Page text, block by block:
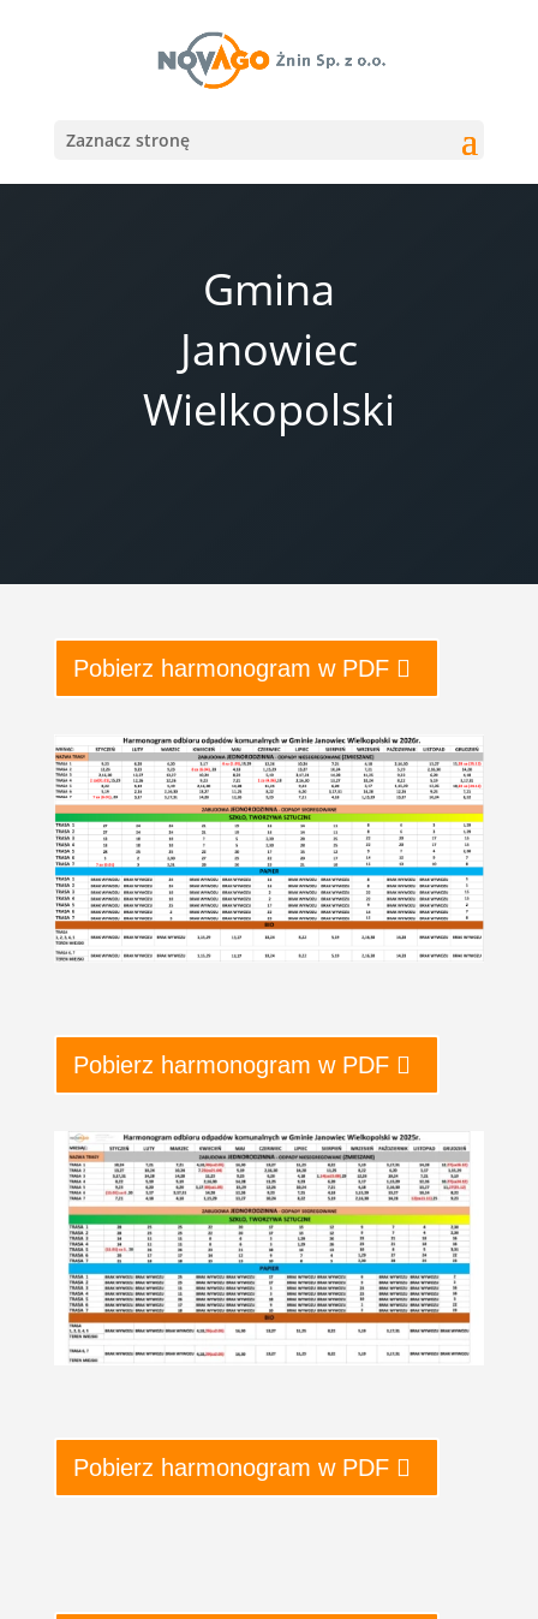
Zaznacz stronę
Gmina
Janowiec
Wielkopolski
Pobierz harmonogram w PDF
Pobierz harmonogram w PDF
Pobierz harmonogram w PDF